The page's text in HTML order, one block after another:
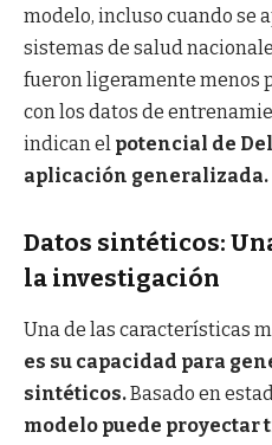
modelo, incluso cuando se
sistemas de salud
fueron ligeramente menos
con los datos de
indican el potencial de
aplicación generalizada.
Datos sintéticos:
la investigación
Una de las características
es su capacidad para
sintéticos.Basado en
modelo puede proyectar